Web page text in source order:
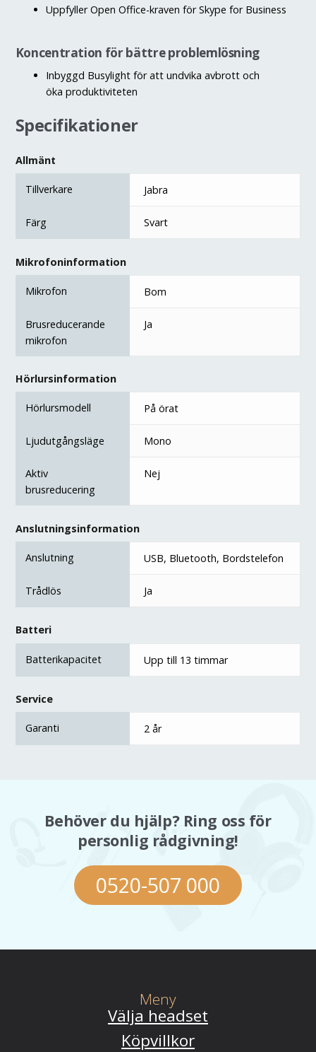
Uppfyller Open Office-kraven för Skype for Business
Koncentration för bättre problemlösning
Inbyggd Busylight för att undvika avbrott och
öka produktiviteten
Specifikationer
Allmänt
Tillverkare Jabra
Färg Svart
Mikrofoninformation
Mikrofon Bom
Brusreducerande
mikrofon
Ja
Hörlursinformation
Hörlursmodell På örat
Ljudutgångsläge Mono
Aktiv
brusreducering
Nej
Anslutningsinformation
Anslutning USB, Bluetooth, Bordstelefon
Trådlös Ja
Batteri
Batterikapacitet Upp till 13 timmar
Service
Garanti 2 år
Behöver du hjälp? Ring oss för
personlig rådgivning!
0520-507 000
Meny
Välja headset
Köpvillkor